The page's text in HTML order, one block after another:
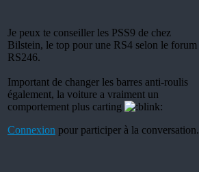
Je peux te conseiller les PSS9 de chez
Bilstein, le top pour une RS4 selon le forum
RS246.
Important de changer les barres anti-roulis
également, la voiture a vraiment un
comportement plus carting
Connexion pour participer à la conversation.